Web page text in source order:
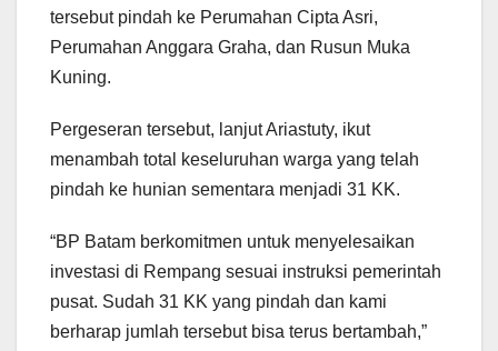
tersebut pindah ke Perumahan Cipta Asri,
Perumahan Anggara Graha, dan Rusun Muka
Kuning.
Pergeseran tersebut, lanjut Ariastuty, ikut
menambah total keseluruhan warga yang telah
pindah ke hunian sementara menjadi 31 KK.
“BP Batam berkomitmen untuk menyelesaikan
investasi di Rempang sesuai instruksi pemerintah
pusat. Sudah 31 KK yang pindah dan kami
berharap jumlah tersebut bisa terus bertambah,”